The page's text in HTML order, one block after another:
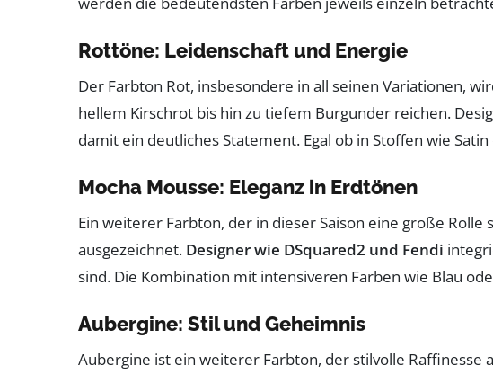
Rottöne: Leidenschaft und Energie
Der Farbton Rot, insbesondere in all seinen Variationen,
hellem Kirschrot bis hin zu tiefem Burgunder reichen.
damit ein deutliches Statement. Egal ob in Stoffen wie
Mocha Mousse: Eleganz in Erdtönen
Ein weiterer Farbton, der in dieser Saison eine große
ausgezeichnet. Designer wie DSquared2 und Fendi
sind. Die Kombination mit intensiveren Farben wie Blau
Aubergine: Stil und Geheimnis
Aubergine ist ein weiterer Farbton, der stilvolle